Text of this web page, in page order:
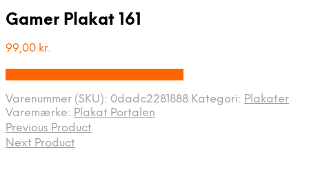
Gamer Plakat 161
99,00 kr.
Varenummer (SKU): 0dadc2281888 Kategori: Plakater
Varemærke: Plakat Portalen
Previous Product
Next Product